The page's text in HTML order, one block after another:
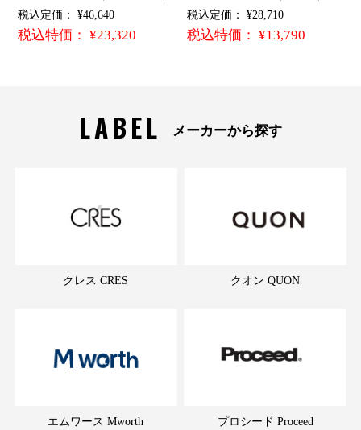
税込定価： ¥46,640
税込特価： ¥23,320
税込定価： ¥28,710
税込特価： ¥13,790
LABEL メーカーから探す
クレス CRES クオン QUON
エムワース Mworth プロシード Proceed